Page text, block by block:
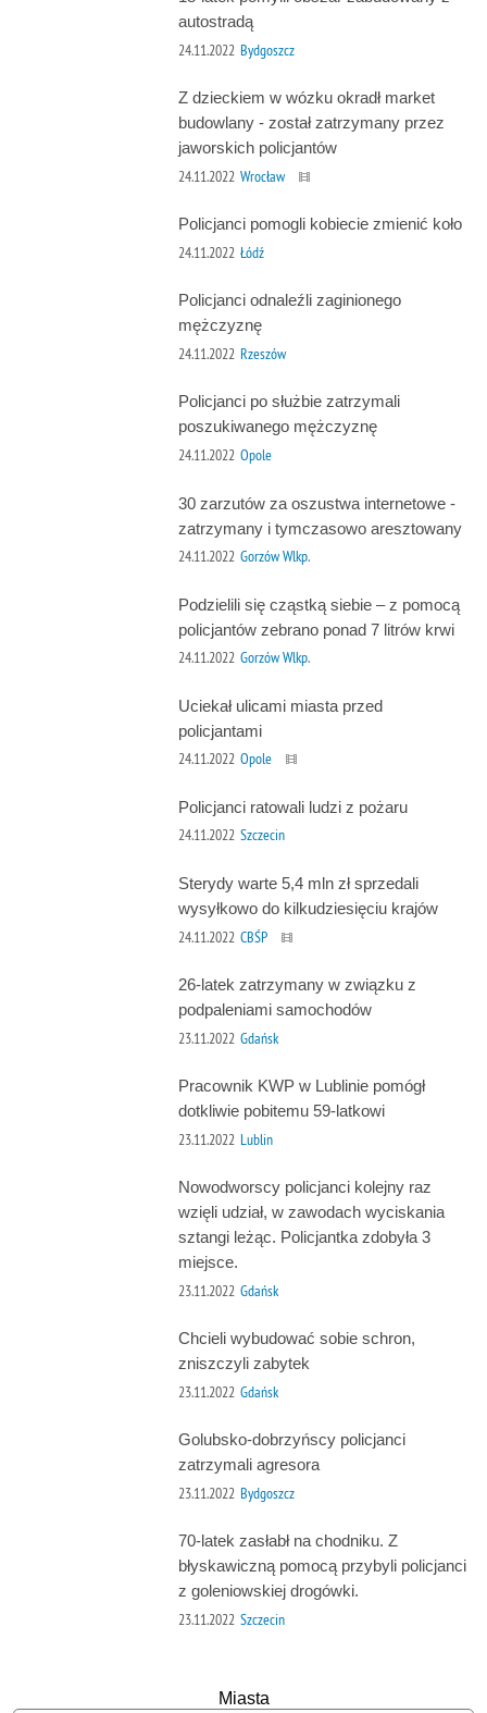
autostradą
24.11.2022 Bydgoszcz
Z dzieckiem w wózku okradł market
budowlany - został zatrzymany przez
jaworskich policjantów
24.11.2022 Wrocław
Policjanci pomogli kobiecie zmienić koło
24.11.2022 Łódź
Policjanci odnaleźli zaginionego
mężczyznę
24.11.2022 Rzeszów
Policjanci po służbie zatrzymali
poszukiwanego mężczyznę
24.11.2022 Opole
30 zarzutów za oszustwa internetowe -
zatrzymany i tymczasowo aresztowany
24.11.2022 Gorzów Wlkp.
Podzielili się cząstką siebie – z pomocą
policjantów zebrano ponad 7 litrów krwi
24.11.2022 Gorzów Wlkp.
Uciekał ulicami miasta przed
policjantami
24.11.2022 Opole
Policjanci ratowali ludzi z pożaru
24.11.2022 Szczecin
Sterydy warte 5,4 mln zł sprzedali
wysyłkowo do kilkudziesięciu krajów
24.11.2022 CBŚP
26-latek zatrzymany w związku z
podpaleniami samochodów
23.11.2022 Gdańsk
Pracownik KWP w Lublinie pomógł
dotkliwie pobitemu 59-latkowi
23.11.2022 Lublin
Nowodworscy policjanci kolejny raz
wzięli udział, w zawodach wyciskania
sztangi leżąc. Policjantka zdobyła 3
miejsce.
23.11.2022 Gdańsk
Chcieli wybudować sobie schron,
zniszczyli zabytek
23.11.2022 Gdańsk
Golubsko-dobrzyńscy policjanci
zatrzymali agresora
23.11.2022 Bydgoszcz
70-latek zasłabł na chodniku. Z
błyskawiczną pomocą przybyli policjanci
z goleniowskiej drogówki.
23.11.2022 Szczecin
Miasta